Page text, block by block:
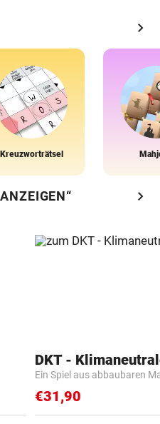
chevron_right
Kreuzworträtsel
chevron_right
Ein Spiel aus abbaubaren
€31,90